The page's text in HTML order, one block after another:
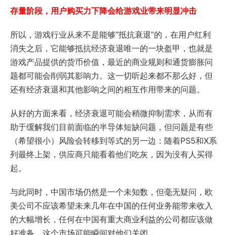
存量阶段，用户购买力下降会给游戏业带来明显冲击
所以，游戏行业从来不是能够“抵抗衰退”的，在用户红利
消失之后，它能够抵抗经济衰退唯一的一块盔甲，也就是
游戏产品提供的货币价值，最近的商业规则和通货膨胀问
题都可能会削弱其影响力。这一切听起来都不那么好，但
还有经济衰退和其他影响之间的相互作用带来的问题。
从好的方面来看，经济衰退可能会稍微抑制需求，从而有
助于缓解我们目前面临的半导体短缺问题，但问题是有些
（希望很小）风险会转移到等式的另一边：随着PS5和X系
列最终上架，供应商只能看着他们吃灰，因为没有人买得
起。
与此同时，中国市场仍然是一个未知数，但毫无疑问，欧
美公司不应该希望未来几年在中国的任何业务能带来收入
的大幅增长，任何在中国有重大商业利益的公司都应该做
好准备，这个市场可能瞬间对他们关闭。